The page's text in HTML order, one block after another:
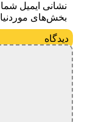
نشانی ایمیل
بخش‌های